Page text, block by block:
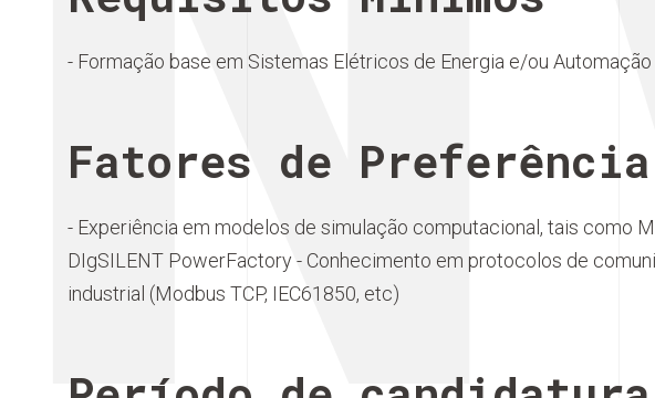
- Formação base em Sistemas Elétricos de Energia e/ou Automação
Fatores de Preferência
- Experiência em modelos de simulação computacional, tais como
DIgSILENT PowerFactory - Conhecimento em protocolos de
industrial (Modbus TCP, IEC61850, etc)